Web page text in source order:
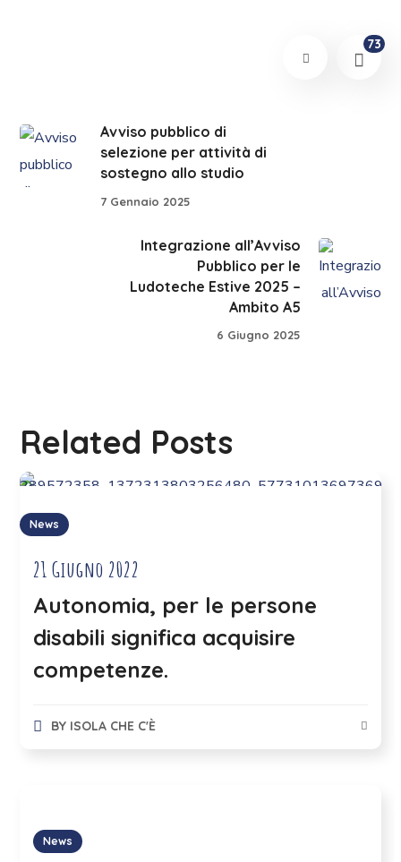
73
Avviso pubblico di
selezione per attività di
sostegno allo studio
7 Gennaio 2025
Integrazione all’Avviso
Pubblico per le
Ludoteche Estive 2025 –
Ambito A5
6 Giugno 2025
Related Posts
News
21 Giugno 2022
Autonomia, per le persone
disabili significa acquisire
competenze.
BY ISOLA CHE C'È
News